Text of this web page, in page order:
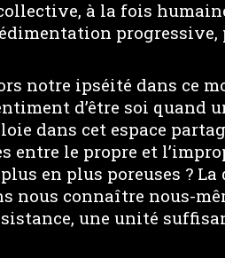
à la fois
notre ipséité dans ce
d’être soi quand
dans cet espace
entre le propre et
en plus poreuses ?
nous connaître nous-
une unité